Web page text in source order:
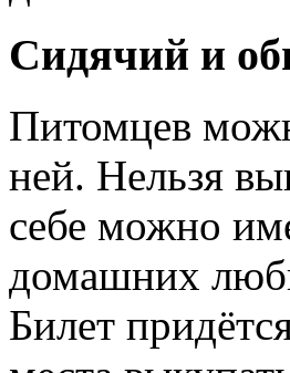
Сидячий и
Питомцев
ней. Нельзя
себе можно
домашних
Билет